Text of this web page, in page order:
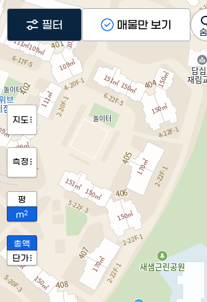
지도
측정
평
m2
총액
단가
필터 매물만 보기